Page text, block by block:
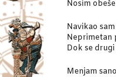
Nosim
Navikao
Neprimetan
Dok se
Menjam